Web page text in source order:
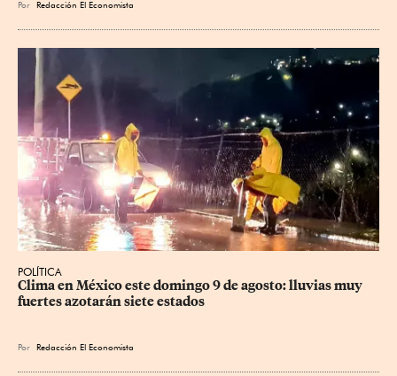
Por Redacción El Economista
POLÍTICA
Clima en México este domingo 9 de agosto: lluvias muy
fuertes azotarán siete estados
Por Redacción El Economista